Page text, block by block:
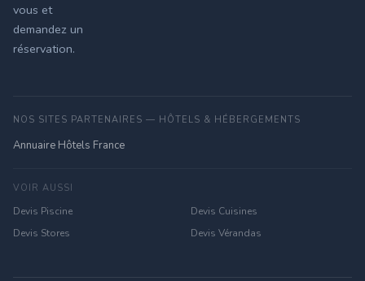
vous et
demandez un
réservation.
NOS SITES PARTENAIRES — HÔTELS & HÉBERGEMENTS
Annuaire Hôtels France
VOIR AUSSI
Devis Piscine
Devis Cuisines
Devis Stores
Devis Vérandas